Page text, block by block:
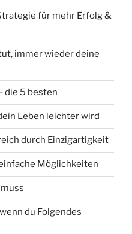
für mehr Erfolg &
immer wieder deine
die 5 besten
Leben leichter wird
durch Einzigartigkeit
einfache Möglichkeiten
du Folgendes